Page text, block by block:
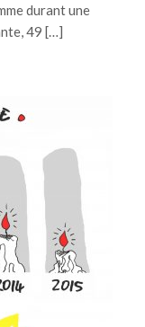
durant une
49 […]